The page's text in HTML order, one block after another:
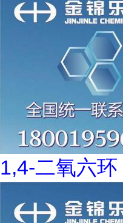
1,4-二氧六环